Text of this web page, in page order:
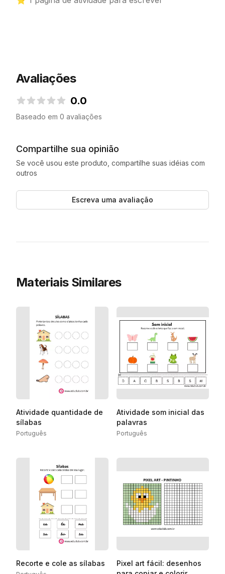
Avaliações
0.0
Baseado em 0 avaliações
Compartilhe sua opinião
Se você usou este produto, compartilhe suas idéias com
outros
Escreva uma avaliação
Materiais Similares
Atividade quantidade de
sílabas
Português
Atividade som inicial das
palavras
Português
Recorte e cole as sílabas
Pixel art fácil: desenhos